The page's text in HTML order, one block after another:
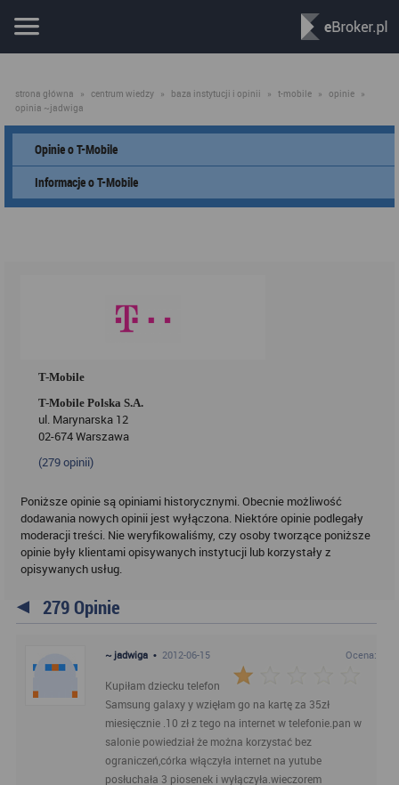
strona główna » centrum wiedzy » baza instytucji i opinii » t-mobile » opinie »
opinia ~jadwiga
Opinie o T-Mobile
Informacje o T-Mobile
T-Mobile
T-Mobile Polska S.A.
ul. Marynarska 12
02-674 Warszawa
(279opinii)
Poniższe opinie są opiniami historycznymi. Obecnie możliwość
dodawania nowych opinii jest wyłączona. Niektóre opinie podlegały
moderacji treści. Nie weryfikowaliśmy, czy osoby tworzące poniższe
opinie były klientami opisywanych instytucji lub korzystały z
opisywanych usług.
279 Opinie
~ jadwiga • 2012-06-15 Ocena:
Kupiłam dziecku telefon
Samsung galaxy y wzięłam go na kartę za 35zł
miesięcznie .10 zł z tego na internet w telefonie.pan w
salonie powiedział że można korzystać bez
ograniczeń,córka włączyła internet na yutube
posłuchała 3 piosenek i wyłączyła.wieczorem